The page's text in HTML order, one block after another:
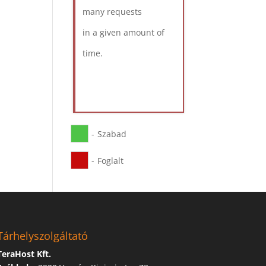
many requests
in a given amount of
time.
- Szabad
- Foglalt
Kft.